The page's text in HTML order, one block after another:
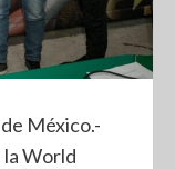
México.-
la World